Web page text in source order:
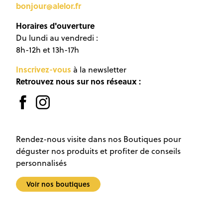
bonjour@alelor.fr
Horaires d'ouverture
Du lundi au vendredi :
8h-12h et 13h-17h
Inscrivez-vous à la newsletter
Retrouvez nous sur nos réseaux :
Rendez-nous visite dans nos Boutiques pour
déguster nos produits et profiter de conseils
personnalisés
Voir nos boutiques